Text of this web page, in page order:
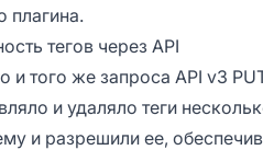
плагина.
тегов через API
и того же запроса API v3
и удаляло теги
и разрешили ее,